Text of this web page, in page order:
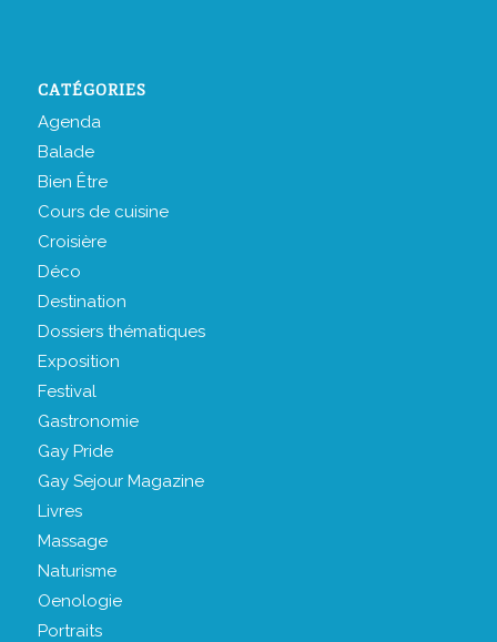
CATÉGORIES
Agenda
Balade
Bien Être
Cours de cuisine
Croisière
Déco
Destination
Dossiers thématiques
Exposition
Festival
Gastronomie
Gay Pride
Gay Sejour Magazine
Livres
Massage
Naturisme
Oenologie
Portraits